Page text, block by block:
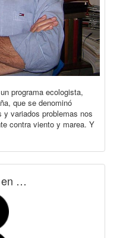
programa ecologista,
que se denominó
y variados problemas nos
contra viento y marea. Y
en …